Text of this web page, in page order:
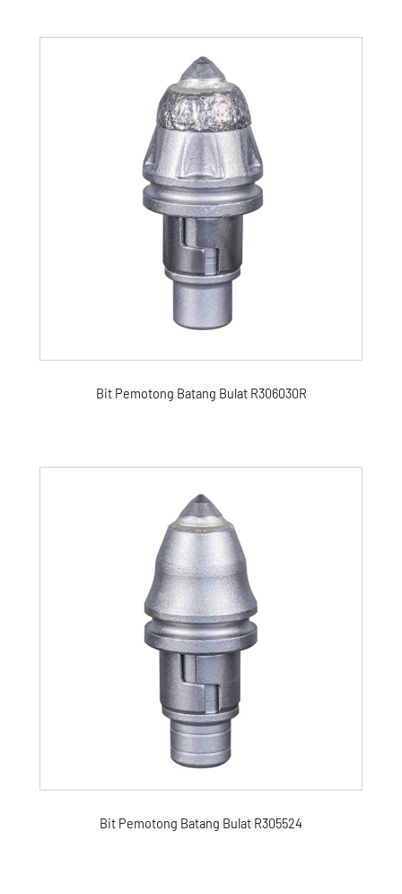
Bit Pemotong Batang Bulat R306030R
Bit Pemotong Batang Bulat R305524